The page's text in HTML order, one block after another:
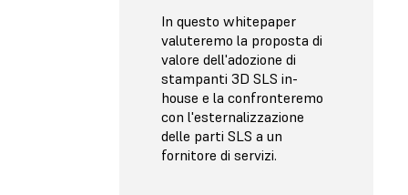
In questo whitepaper
valuteremo la proposta di
valore dell'adozione di
stampanti 3D SLS in-
house e la confronteremo
con l'esternalizzazione
delle parti SLS a un
fornitore di servizi.